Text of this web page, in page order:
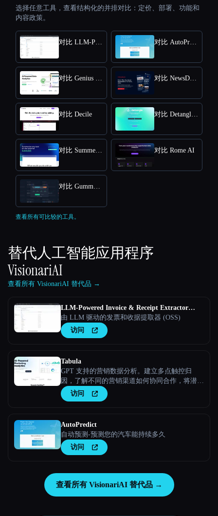
选择任意工具，查看结构化的并排对比：定价、部署、功能和
内容政策。
对比 LLM-Powered Invoice & Receipt Extractor (OSS) 对比 AutoPredict
对比 Genius Sheets 对比 NewsDeck from OneSub
对比 Decile 对比 DetangleAI
对比 SummerEyes 对比 Rome AI
对比 GummySearch
查看所有可比较的工具。
替代人工智能应用程序
VisionariAI
查看所有 VisionariAI 替代品 →
LLM-Powered Invoice & Receipt Extractor
(OSS)
由 LLM 驱动的发票和收据提取器 (OSS)
访问
Tabula
GPT 支持的营销数据分析。建立多点触控归
因，了解不同的营销渠道如何协同合作，将潜在
客户转化为客户
访问
AutoPredict
自动预测-预测您的汽车能持续多久
访问
查看所有 VisionariAI 替代品 →